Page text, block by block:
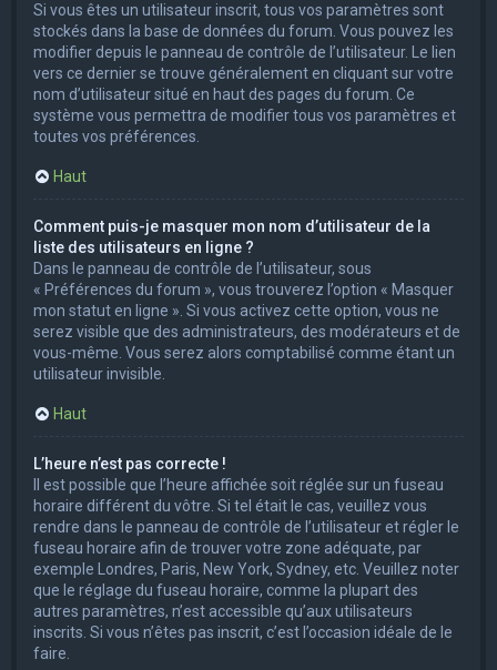
Si vous êtes un utilisateur inscrit, tous vos paramètres sont
stockés dans la base de données du forum. Vous pouvez les
modifier depuis le panneau de contrôle de l’utilisateur. Le lien
vers ce dernier se trouve généralement en cliquant sur votre
nom d’utilisateur situé en haut des pages du forum. Ce
système vous permettra de modifier tous vos paramètres et
toutes vos préférences.
Haut
Comment puis-je masquer mon nom d’utilisateur de la
liste des utilisateurs en ligne ?
Dans le panneau de contrôle de l’utilisateur, sous
« Préférences du forum », vous trouverez l’option « Masquer
mon statut en ligne ». Si vous activez cette option, vous ne
serez visible que des administrateurs, des modérateurs et de
vous-même. Vous serez alors comptabilisé comme étant un
utilisateur invisible.
Haut
L’heure n’est pas correcte !
Il est possible que l’heure affichée soit réglée sur un fuseau
horaire différent du vôtre. Si tel était le cas, veuillez vous
rendre dans le panneau de contrôle de l’utilisateur et régler le
fuseau horaire afin de trouver votre zone adéquate, par
exemple Londres, Paris, New York, Sydney, etc. Veuillez noter
que le réglage du fuseau horaire, comme la plupart des
autres paramètres, n’est accessible qu’aux utilisateurs
inscrits. Si vous n’êtes pas inscrit, c’est l’occasion idéale de le
faire.